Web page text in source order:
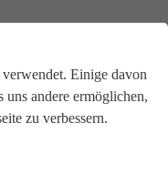
Einige davon
andere ermöglichen,
zu verbessern.